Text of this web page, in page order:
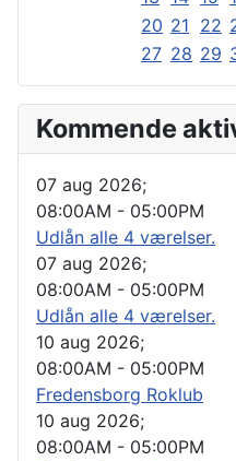
20 21 22
27 28 29
Kommende
07 aug 2026;
08:00AM - 05:00PM
Udlån alle 4 værelser.
07 aug 2026;
08:00AM - 05:00PM
Udlån alle 4 værelser.
10 aug 2026;
08:00AM - 05:00PM
Fredensborg Roklub
10 aug 2026;
08:00AM - 05:00PM